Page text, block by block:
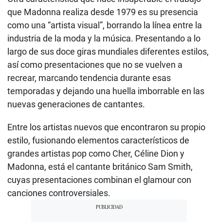
que Madonna realiza desde 1979 es su presencia
como una “artista visual”, borrando la línea entre la
industria de la moda y la música. Presentando a lo
largo de sus doce giras mundiales diferentes estilos,
así como presentaciones que no se vuelven a
recrear, marcando tendencia durante esas
temporadas y dejando una huella imborrable en las
nuevas generaciones de cantantes.
Entre los artistas nuevos que encontraron su propio
estilo, fusionando elementos característicos de
grandes artistas pop como Cher, Céline Dion y
Madonna, está el cantante británico Sam Smith,
cuyas presentaciones combinan el glamour con
canciones controversiales.